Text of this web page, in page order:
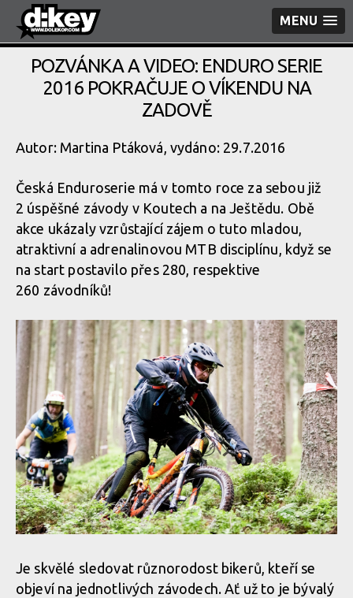
MENU
POZVÁNKA A VIDEO: ENDURO SERIE
2016 POKRAČUJE O VÍKENDU NA
ZADOVĚ
Autor: Martina Ptáková, vydáno: 29.7.2016
Česká Enduroserie má v tomto roce za sebou již
2 úspěšné závody v Koutech a na Ještědu. Obě
akce ukázaly vzrůstající zájem o tuto mladou,
atraktivní a adrenalinovou MTB disciplínu, když se
na start postavilo přes 280, respektive
260 závodníků!
Je skvělé sledovat různorodost bikerů, kteří se
objeví na jednotlivých závodech. Ať už to je bývalý